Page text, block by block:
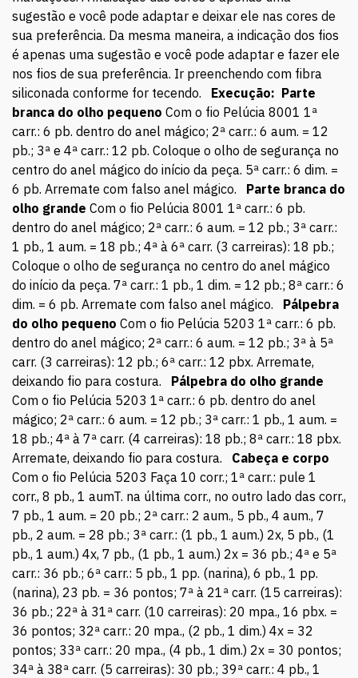
sugestão e você pode adaptar e deixar ele nas cores de
sua preferência. Da mesma maneira, a indicação dos fios
é apenas uma sugestão e você pode adaptar e fazer ele
nos fios de sua preferência. Ir preenchendo com fibra
siliconada conforme for tecendo. Execução: Parte
branca do olho pequeno Com o fio Pelúcia 8001 1ª
carr.: 6 pb. dentro do anel mágico; 2ª carr.: 6 aum. = 12
pb.; 3ª e 4ª carr.: 12 pb. Coloque o olho de segurança no
centro do anel mágico do início da peça. 5ª carr.: 6 dim. =
6 pb. Arremate com falso anel mágico. Parte branca do
olho grande Com o fio Pelúcia 8001 1ª carr.: 6 pb.
dentro do anel mágico; 2ª carr.: 6 aum. = 12 pb.; 3ª carr.:
1 pb., 1 aum. = 18 pb.; 4ª à 6ª carr. (3 carreiras): 18 pb.;
Coloque o olho de segurança no centro do anel mágico
do início da peça. 7ª carr.: 1 pb., 1 dim. = 12 pb.; 8ª carr.: 6
dim. = 6 pb. Arremate com falso anel mágico. Pálpebra
do olho pequeno Com o fio Pelúcia 5203 1ª carr.: 6 pb.
dentro do anel mágico; 2ª carr.: 6 aum. = 12 pb.; 3ª à 5ª
carr. (3 carreiras): 12 pb.; 6ª carr.: 12 pbx. Arremate,
deixando fio para costura. Pálpebra do olho grande
Com o fio Pelúcia 5203 1ª carr.: 6 pb. dentro do anel
mágico; 2ª carr.: 6 aum. = 12 pb.; 3ª carr.: 1 pb., 1 aum. =
18 pb.; 4ª à 7ª carr. (4 carreiras): 18 pb.; 8ª carr.: 18 pbx.
Arremate, deixando fio para costura. Cabeça e corpo
Com o fio Pelúcia 5203 Faça 10 corr.; 1ª carr.: pule 1
corr., 8 pb., 1 aumT. na última corr., no outro lado das corr.,
7 pb., 1 aum. = 20 pb.; 2ª carr.: 2 aum., 5 pb., 4 aum., 7
pb., 2 aum. = 28 pb.; 3ª carr.: (1 pb., 1 aum.) 2x, 5 pb., (1
pb., 1 aum.) 4x, 7 pb., (1 pb., 1 aum.) 2x = 36 pb.; 4ª e 5ª
carr.: 36 pb.; 6ª carr.: 5 pb., 1 pp. (narina), 6 pb., 1 pp.
(narina), 23 pb. = 36 pontos; 7ª à 21ª carr. (15 carreiras):
36 pb.; 22ª à 31ª carr. (10 carreiras): 20 mpa., 16 pbx. =
36 pontos; 32ª carr.: 20 mpa., (2 pb., 1 dim.) 4x = 32
pontos; 33ª carr.: 20 mpa., (4 pb., 1 dim.) 2x = 30 pontos;
34ª à 38ª carr. (5 carreiras): 30 pb.; 39ª carr.: 4 pb., 1